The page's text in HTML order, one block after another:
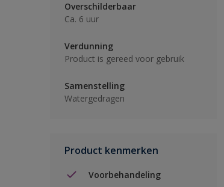
Overschilderbaar
Ca. 6 uur
Verdunning
Product is gereed voor gebruik
Samenstelling
Watergedragen
Product kenmerken
Voorbehandeling